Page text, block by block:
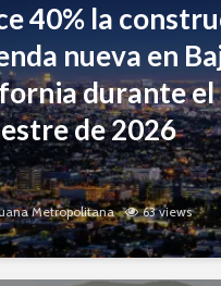
40% la
nueva en
durante
de 2026
Metropolitana 63 views